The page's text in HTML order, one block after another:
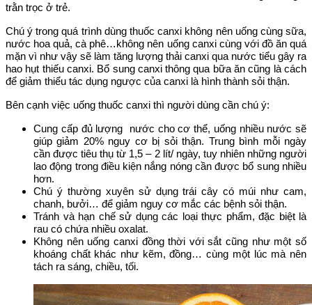
trằn trọc ở trẻ.
Chú ý trong quá trình dùng thuốc canxi không nên uống cùng sữa,
nước hoa quả, cà phê…không nên uống canxi cùng với đồ ăn quá
mặn vì như vậy sẽ làm tăng lượng thải canxi qua nước tiểu gây ra
hao hụt thiếu canxi. Bổ sung canxi thông qua bữa ăn cũng là cách
để giảm thiểu tác dụng ngược của canxi là hình thành sỏi thận.
Bên cạnh việc uống thuốc canxi thì người dùng cần chú ý:
Cung cấp đủ lượng nước cho cơ thể, uống nhiều nước sẽ
giúp giảm 20% nguy cơ bị sỏi thận. Trung bình mỗi ngày
cần được tiêu thụ từ 1,5 – 2 lít/ ngày, tuy nhiên những người
lao động trong điều kiện nắng nóng cần được bổ sung nhiều
hơn.
Chú ý thường xuyên sử dụng trái cây có múi như cam,
chanh, bưởi… để giảm nguy cơ mắc các bệnh sỏi thận.
Tránh và hạn chế sử dụng các loại thực phẩm, đặc biệt là
rau có chứa nhiều oxalat.
Không nên uống canxi đồng thời với sắt cũng như một số
khoáng chất khác như kẽm, đồng… cùng một lúc mà nên
tách ra sáng, chiều, tối.